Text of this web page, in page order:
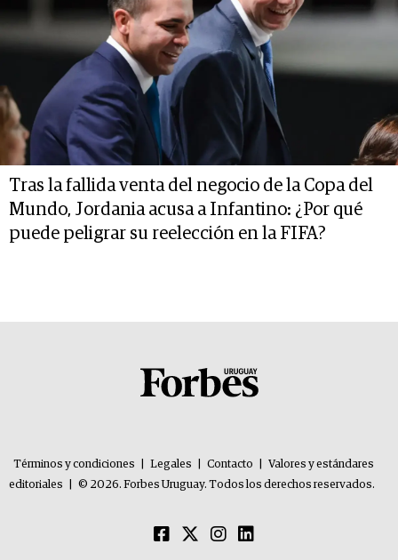
Tras la fallida venta del negocio de la Copa del
Mundo, Jordania acusa a Infantino: ¿Por qué
puede peligrar su reelección en la FIFA?
Términos y condiciones Legales Contacto
Valores y estándares
editoriales
© 2026. Forbes Uruguay. Todos los derechos reservados.